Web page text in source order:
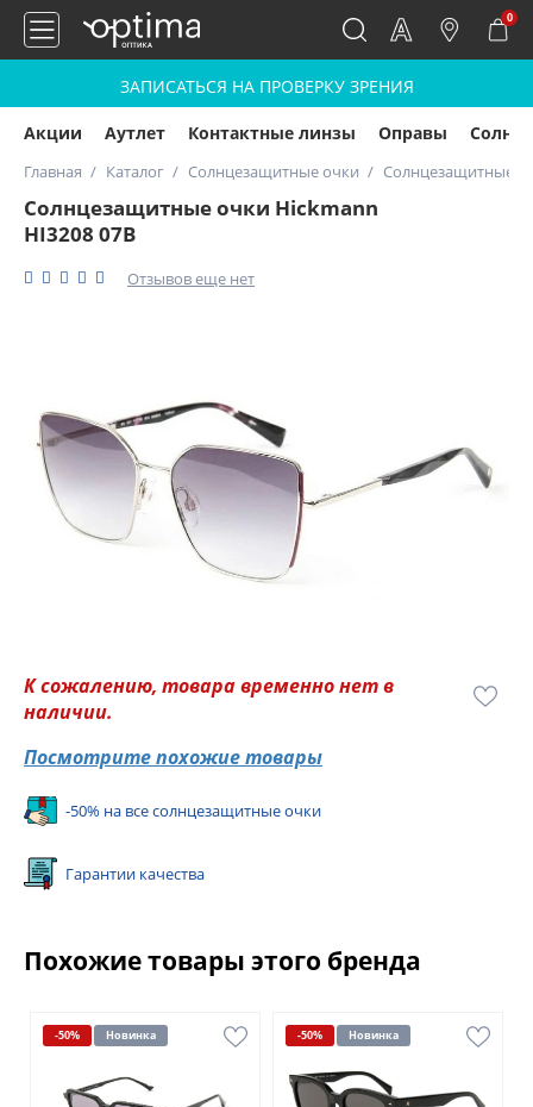
0
ЗАПИСАТЬСЯ НА ПРОВЕРКУ ЗРЕНИЯ
Акции Аутлет Контактные линзы Оправы
Главная Каталог Солнцезащитные очки Солнцезащитные
Солнцезащитные очки Hickmann
HI3208 07B
Отзывов еще нет
К сожалению, товара временно нет в
наличии.
Посмотрите похожие товары
-50% на все солнцезащитные очки
Гарантии качества
Похожие товары этого бренда
-50% Новинка -50% Новинка